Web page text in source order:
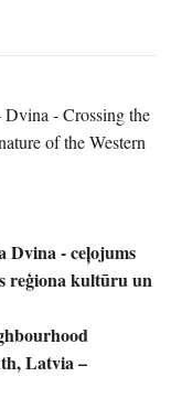
Dvina - Crossing the
of the Western
Dvina - ceļojums
reģiona kultūru un
Latvia –